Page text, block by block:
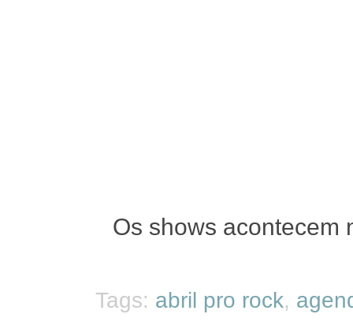
Os shows acontecem
Tags: abril pro rock,